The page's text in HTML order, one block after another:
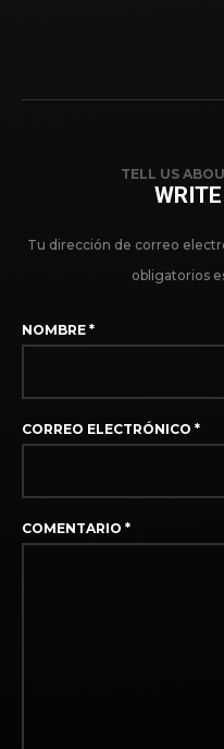
TELL US
Tu dirección de correo
obligatorios
NOMBRE *
CORREO ELECTRÓNICO *
COMENTARIO *